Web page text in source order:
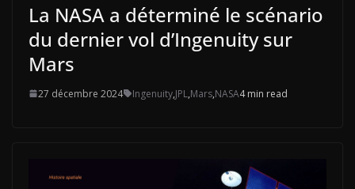
La NASA a déterminé le scénario
du dernier vol d’Ingenuity sur
Mars
27 décembre 2024 Ingenuity,JPL,Mars,NASA4 min read